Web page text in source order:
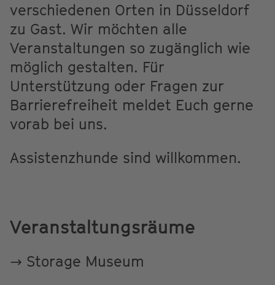
verschiedenen Orten in Düsseldorf
zu Gast. Wir möchten alle
Veranstaltungen so zugänglich wie
möglich gestalten. Für
Unterstützung oder Fragen zur
Barrierefreiheit meldet Euch gerne
vorab bei uns.
Assistenzhunde sind willkommen.
Veranstaltungsräume
→ Storage Museum